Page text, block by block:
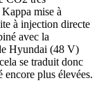
mise à
à injection directe
avec la
Hyundai (48 V)
se traduit donc
encore plus élevées.